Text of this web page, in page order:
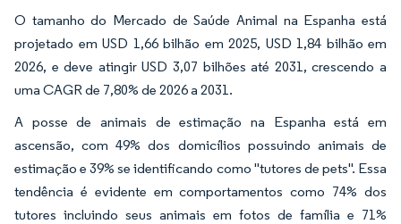
O tamanho do Mercado de Saúde Animal na Espanha está
projetado em USD 1,66 bilhão em 2025, USD 1,84 bilhão em
2026, e deve atingir USD 3,07 bilhões até 2031, crescendo a
uma CAGR de 7,80% de 2026 a 2031.
A posse de animais de estimação na Espanha está em
ascensão, com 49% dos domicílios possuindo animais de
estimação e 39% se identificando como "tutores de pets". Essa
tendência é evidente em comportamentos como 74% dos
tutores incluindo seus animais em fotos de família e 71%